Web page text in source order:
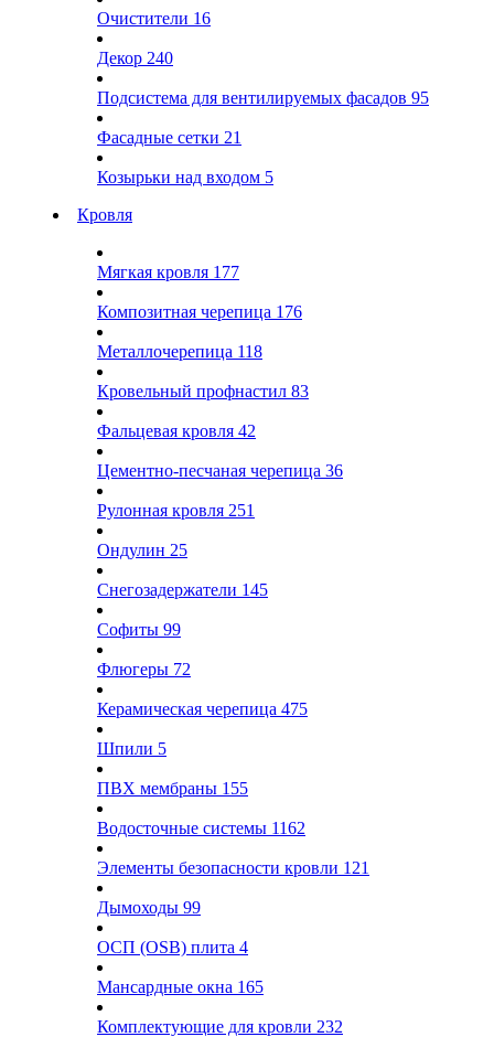
Очистители 16
Декор 240
Подсистема для вентилируемых фасадов 95
Фасадные сетки 21
Козырьки над входом 5
Кровля
Мягкая кровля 177
Композитная черепица 176
Металлочерепица 118
Кровельный профнастил 83
Фальцевая кровля 42
Цементно-песчаная черепица 36
Рулонная кровля 251
Ондулин 25
Снегозадержатели 145
Софиты 99
Флюгеры 72
Керамическая черепица 475
Шпили 5
ПВХ мембраны 155
Водосточные системы 1162
Элементы безопасности кровли 121
Дымоходы 99
ОСП (OSB) плита 4
Мансардные окна 165
Комплектующие для кровли 232